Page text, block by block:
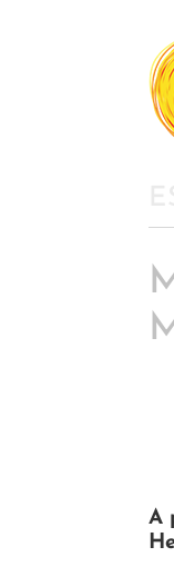
A